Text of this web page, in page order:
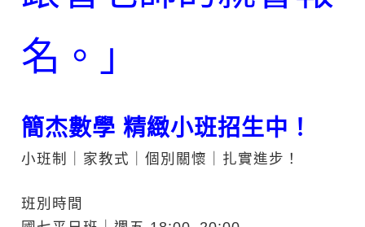
名。」
簡杰數學 精緻小班招生中！
小班制｜家教式｜個別關懷｜扎實進步！
班別時間